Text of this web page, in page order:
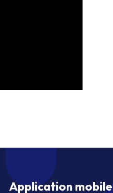
Application mobile